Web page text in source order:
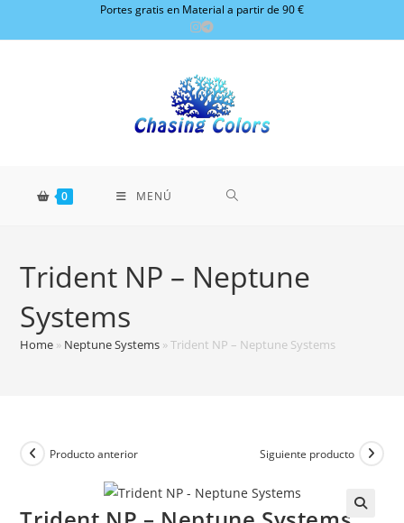
Portes gratis en Material a partir de 90 €
0 MENÚ
Trident NP – Neptune
Systems
Home » Neptune Systems »Trident NP – Neptune Systems
Producto anterior Siguiente producto